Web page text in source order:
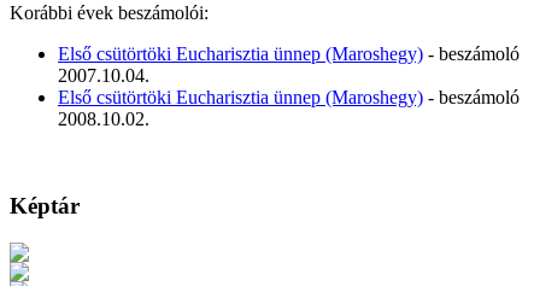
Korábbi évek beszámolói:
Első csütörtöki Eucharisztia ünnep (Maroshegy) - beszámoló
2007.10.04.
Első csütörtöki Eucharisztia ünnep (Maroshegy) - beszámoló
2008.10.02.
Képtár